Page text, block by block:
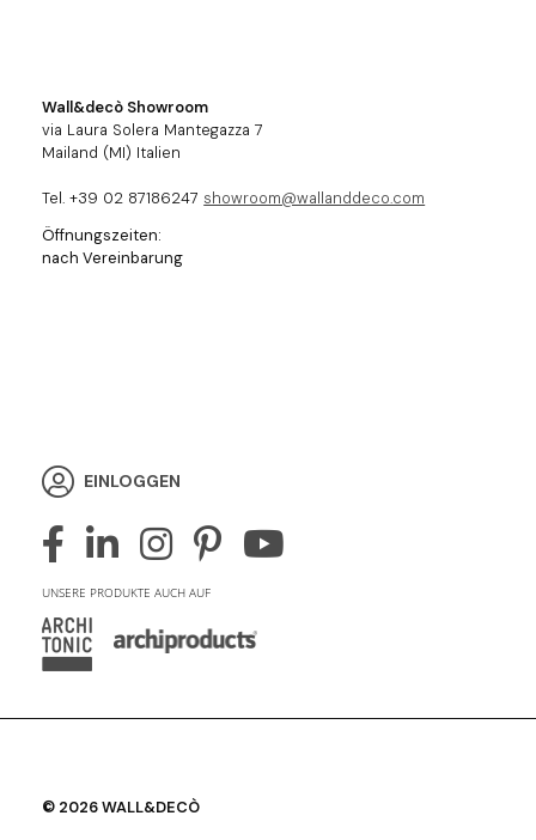
Wall&decò Showroom
via Laura Solera Mantegazza 7
Mailand (MI) Italien
Tel. +39 02 87186247 showroom@wallanddeco.com
Öffnungszeiten:
nach Vereinbarung
EINLOGGEN
UNSERE PRODUKTE AUCH AUF
© 2026 WALL&DECÒ